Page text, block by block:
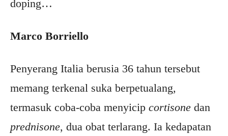
doping…
Marco Borriello
Penyerang Italia berusia 36 tahun tersebut
memang terkenal suka berpetualang,
termasuk coba-coba menyicip cortisone dan
prednisone, dua obat terlarang. Ia kedapatan